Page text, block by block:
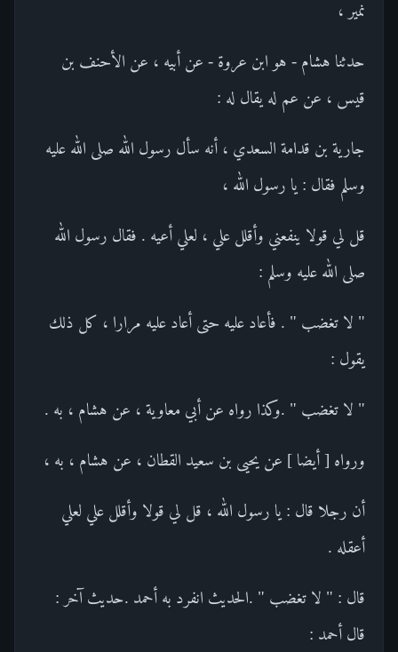
نمير ،
حدثنا هشام - هو ابن عروة - عن أبيه ، عن الأحنف بن
قيس ، عن عم له يقال له :
جارية بن قدامة السعدي ، أنه سأل رسول الله صلى الله عليه
وسلم فقال : يا رسول الله ،
قل لي قولا ينفعني وأقلل علي ، لعلي أعيه . فقال رسول الله
صلى الله عليه وسلم :
" لا تغضب " . فأعاد عليه حتى أعاد عليه مرارا ، كل ذلك
يقول :
" لا تغضب " .وكذا رواه عن أبي معاوية ، عن هشام ، به .
ورواه [ أيضا ] عن يحيى بن سعيد القطان ، عن هشام ، به ،
أن رجلا قال : يا رسول الله ، قل لي قولا وأقلل علي لعلي
أعقله .
قال : " لا تغضب " .الحديث انفرد به أحمد .حديث آخر :
قال أحمد :